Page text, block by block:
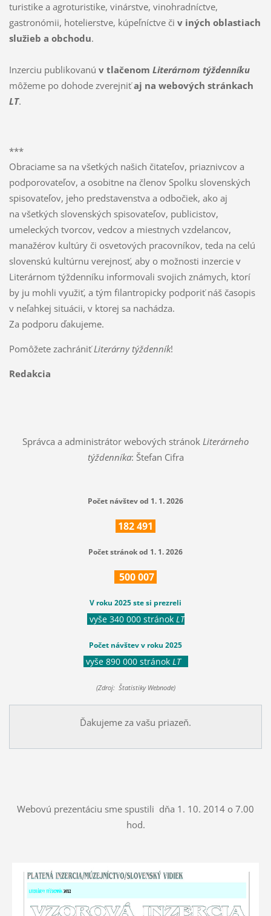
turistike a agroturistike, vinárstve, vino­hrad­níctve,
gastronómii, hotelierstve, kúpeľníctve či v iných oblastiach
služieb a obchodu.
Inzerciu publikovanú v tlačenom Literárnom týždenníku
môžeme po dohode zverejniťaj na webových stránkach
LT.
***
Obraciame sa na všetkých našich čitateľov, priaznivcov a
podporovateľov, a osobitne na členov Spolku slovenských
spisovateľov, jeho predstavenstva a odbočiek, ako aj
na všetkých slovenských spisovateľov, publicistov,
umeleckých tvorcov, vedcov a miestnych vzdelancov,
manažérov kultúry či osvetových pracovníkov, teda na celú
slovenskú kultúrnu verejnosť, aby o možnosti inzercie v
Literárnom týždenníku informovali svojich známych, ktorí
by ju mohli využiť, a tým filantropicky podporiť náš časopis
v neľahkej situácii, v ktorej sa nachádza.
Za podporu ďakujeme.
Pomôžete zachrániťLiterárny týždenník!
Redakcia
Správca a administrátor webových stránok Literárneho
týždenníka: Štefan Cifra
Počet návštev od 1. 1. 2026
182491
Počet stránok od 1. 1. 2026
500007
V roku 2025 ste si prezreli
vyše 340 000 stránok LT
Počet návštev v roku 2025
vyše 890 000 stránok LT
(Zdroj: Štatistiky Webnode)
Ďakujeme za vašu priazeň.
Webovú prezentáciu sme spustili dňa 1. 10. 2014 o 7.00
hod.